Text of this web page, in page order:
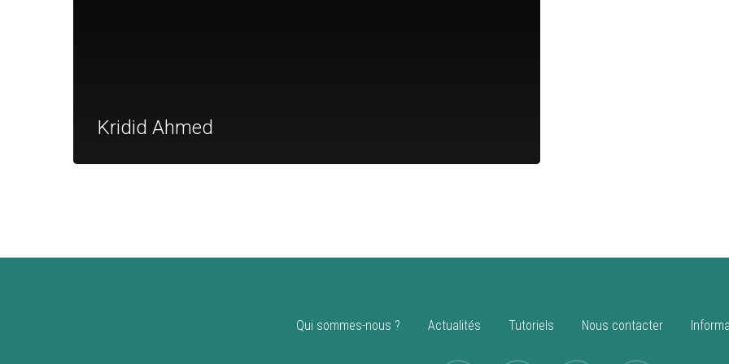
Kridid Ahmed
Qui sommes-nous ? Actualités Tutoriels Nous contacter